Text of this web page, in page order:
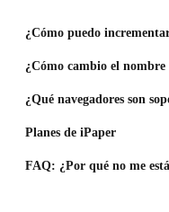
¿Cómo puedo
¿Cómo cambio el
Planes de iPaper
FAQ: ¿Por qué no me